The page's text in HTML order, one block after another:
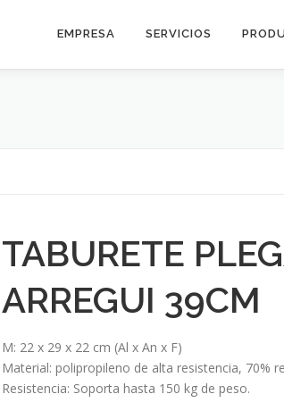
EMPRESA SERVICIOS
TABURETE
ARREGUI 39CM
M: 22 x 29 x 22 cm (Al x An x F)
Material: polipropileno de alta resistencia, 70%
Resistencia: Soporta hasta 150 kg de peso.